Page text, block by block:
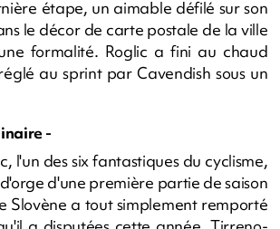
étape, un aimable défilé sur son
le décor de carte postale de la ville
formalité. Roglic a fini au chaud
au sprint par Cavendish sous un
-
l'un des six fantastiques du cyclisme,
d'une première partie de saison
Slovène a tout simplement remporté